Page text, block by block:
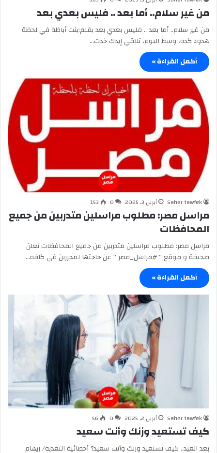
من غير سلام.. أما بعد .. فليس بعدي بعد
من غير سلام.. أما بعد .. فليس بعدي بعد بقلم:بنت أباظة في لحظة
هدوء كده، وسط اليوم، تلاقي إيدك خدت…
أكمل القراءة »
Saher tawfek أبريل 3, 2025 0
153
مراسل مصر: مطلوب مراسلين متدربين من جميع
المحافظات
مراسل مصر: مطلوب مراسلين متدربين من جميع المحافظات تعلن
صحيفة و موقع ” #مراسل_مصر ” عن حاجتها لمحررين فى كافه…
أكمل القراءة »
Saher tawfek أبريل 2, 2025 0
56
كيف تستعيد وزنك وأنت سعيد
بعد العيد.. كيف تستعيد وزنك وأنت سعيد؟ أخصائية التغذية/ ريهام